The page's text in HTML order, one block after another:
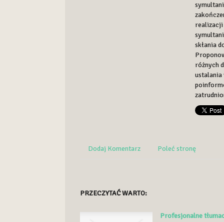
realizacji
skłania
różnych
ustalania
Dodaj Komentarz Poleć stronę
PRZECZYTAĆ WARTO:
Profesjonalne